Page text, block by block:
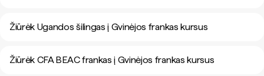
Žiūrėk Ugandos šilingas į Gvinėjos frankas kursus
Žiūrėk CFA BEAC frankas į Gvinėjos frankas kursus